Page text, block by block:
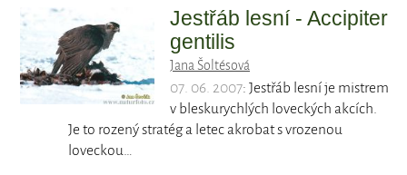
Jestřáb lesní - Accipiter
gentilis
Jana Šoltésová
07. 06. 2007: Jestřáb lesní je mistrem
v bleskurychlých loveckých akcích.
Je to rozený stratég a letec akrobat s vrozenou
loveckou…